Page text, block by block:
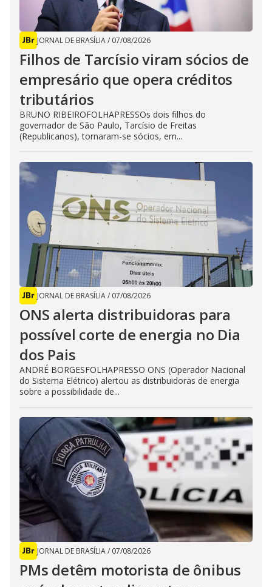
JORNAL DE BRASÍLIA/ 07/08/2026
Filhos de Tarcísio viram sócios de
empresário que opera créditos
tributários
BRUNO RIBEIROFOLHAPRESSOs dois filhos do
governador de São Paulo, Tarcísio de Freitas
(Republicanos), tornaram-se sócios, em...
JORNAL DE BRASÍLIA/ 07/08/2026
ONS alerta distribuidoras para
possível corte de energia no Dia
dos Pais
ANDRÉ BORGESFOLHAPRESSO ONS (Operador Nacional
do Sistema Elétrico) alertou as distribuidoras de energia
sobre a possibilidade de...
JORNAL DE BRASÍLIA/ 07/08/2026
PMs detêm motorista de ônibus